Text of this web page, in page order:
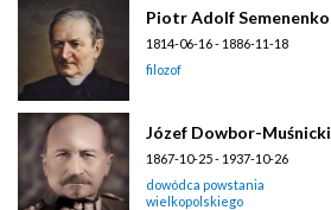
Piotr Adolf Semenenko
1814-06-16 - 1886-11-18
filozof
Józef Dowbor-Muśnicki
1867-10-25 - 1937-10-26
dowódca powstania
wielkopolskiego